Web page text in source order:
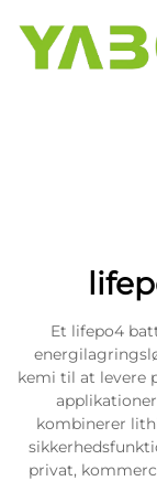
Et lifepo4
kemi til at levere
kombinerer
privat,